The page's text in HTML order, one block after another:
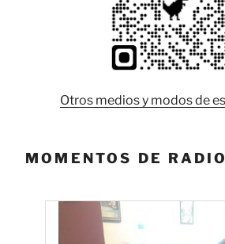
Otros medios y modos de
MOMENTOS DE RADIO